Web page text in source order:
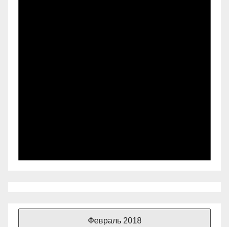
Февраль 2018